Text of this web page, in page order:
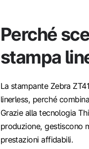
Perché
stampa
La stampante Zebra
linerless, perché
Grazie alla tecnologia
produzione, gestiscono
prestazioni affidabili.